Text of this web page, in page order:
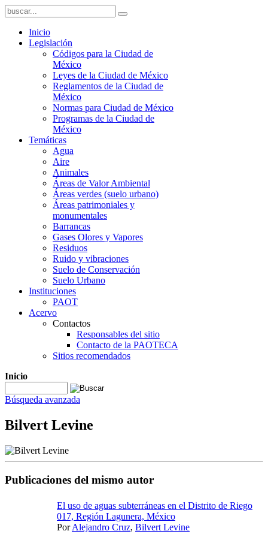
Inicio
Legislación
Códigos para la Ciudad de
México
Leyes de la Ciudad de México
Reglamentos de la Ciudad de
México
Normas para Ciudad de México
Programas de la Ciudad de
México
Temáticas
Agua
Aire
Animales
Áreas de Valor Ambiental
Áreas verdes (suelo urbano)
Áreas patrimoniales y
monumentales
Barrancas
Gases Olores y Vapores
Residuos
Ruido y vibraciones
Suelo de Conservación
Suelo Urbano
Instituciones
PAOT
Acervo
Contactos
Responsables del sitio
Contacto de la PAOTECA
Sitios recomendados
Inicio
Búsqueda avanzada
Bilvert Levine
Publicaciones del mismo autor
El uso de aguas subterráneas en el Distrito de Riego
017, Región Lagunera, México
PorAlejandro Cruz, Bilvert Levine